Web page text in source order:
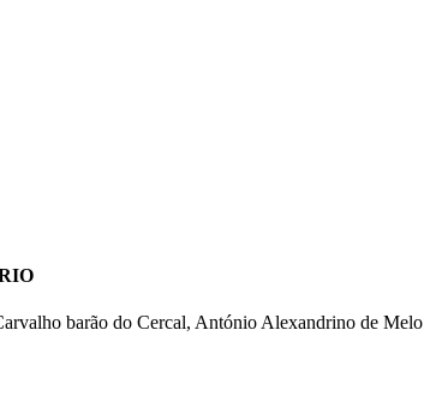
barão do Cercal, António Alexandrino de Melo